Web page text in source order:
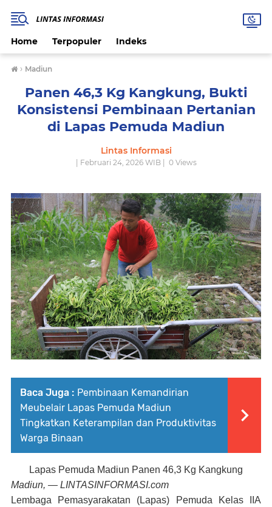
Home Terpopuler Indeks
› Madiun
Panen 46,3 Kg Kangkung, Bukti
Konsistensi Pembinaan Pertanian
di Lapas Pemuda Madiun
Lintas Informasi
| Februari 24, 2026 WIB | 0Views
Baca Juga : Pembinaan Kemandirian
Meubelair Lapas Pemuda Madiun
Tingkatkan Keterampilan dan Produktivitas
Warga Binaan
Lapas Pemuda Madiun Panen 46,3 Kg Kangkung
Madiun, — LINTASINFORMASI.com
Lembaga Pemasyarakatan (Lapas) Pemuda Kelas IIA